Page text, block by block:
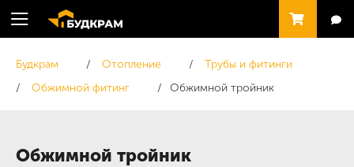
Обжимной тройник
Будкрам Отопление
Трубы и фитинги
Обжимной фитинг
Обжимной тройник